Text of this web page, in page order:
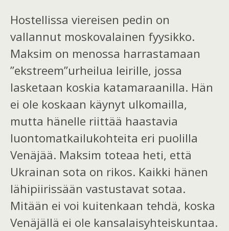
Hostellissa viereisen pedin on
vallannut moskovalainen fyysikko.
Maksim on menossa harrastamaan
”ekstreem”urheilua leirille, jossa
lasketaan koskia katamaraanilla. Hän
ei ole koskaan käynyt ulkomailla,
mutta hänelle riittää haastavia
luontomatkailukohteita eri puolilla
Venäjää. Maksim toteaa heti, että
Ukrainan sota on rikos. Kaikki hänen
lähipiirissään vastustavat sotaa.
Mitään ei voi kuitenkaan tehdä, koska
Venäjällä ei ole kansalaisyhteiskuntaa.